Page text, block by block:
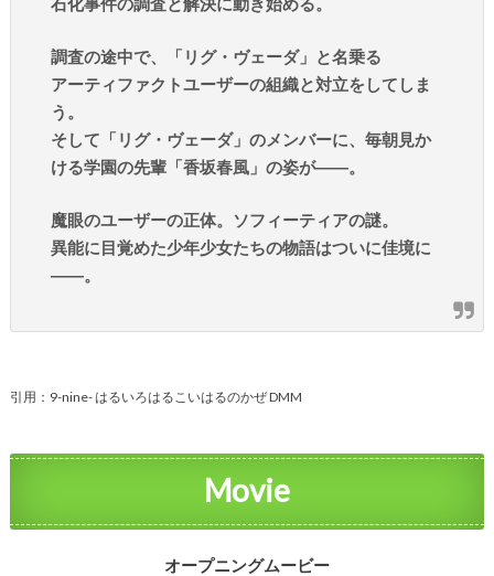
調査の途中で、「リグ・ヴェーダ」と名乗る
アーティファクトユーザーの組織と対立をしてしま
う。
そして「リグ・ヴェーダ」のメンバーに、毎朝見か
ける学園の先輩「香坂春風」の姿が――。
魔眼のユーザーの正体。ソフィーティアの謎。
異能に目覚めた少年少女たちの物語はついに佳境に
――。
引用：9-nine- はるいろはるこいはるのかぜ DMM
Movie
オープニングムービー